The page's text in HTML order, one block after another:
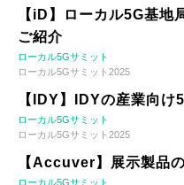
【iD】ローカル5G基
ご紹介
ローカル5Gサミット
ローカル5Gサミット2025
【IDY】IDYの産業向け
ローカル5Gサミット
ローカル5Gサミット2025
【Accuver】展示製品
ローカル5Gサミット